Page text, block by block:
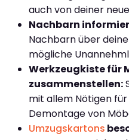
auch von deiner
Nachbarn
Nachbarn über
mögliche
Werkzeugkiste für
zusammenstellen:
mit allem Nötigen
Demontage von
Umzugskartons